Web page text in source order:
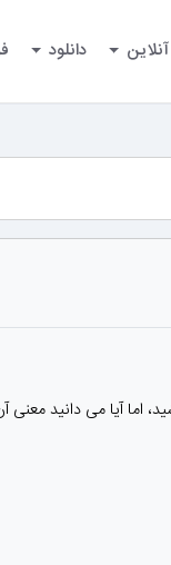
دانلود
اما آیا می دانید